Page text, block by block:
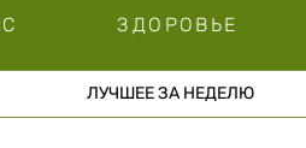
ЗДОРОВЬЕ
ЛУЧШЕЕ ЗА НЕДЕЛЮ